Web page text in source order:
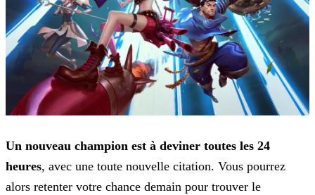
Un nouveau champion est à deviner toutes les 24
heures, avec une toute nouvelle citation. Vous pourrez
alors retenter votre chance demain pour trouver le